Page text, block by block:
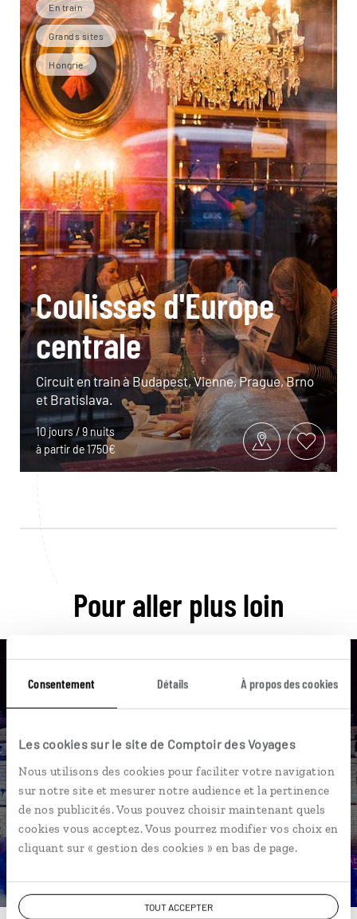
Consentement Détails À propos des cookies
Les cookies sur le site de Comptoir des Voyages
Nous utilisons des cookies pour faciliter votre navigation
sur notre site et mesurer notre audience et la pertinence
de nos publicités. Vous pouvez choisir maintenant quels
cookies vous acceptez. Vous pourrez modifier vos choix en
cliquant sur « gestion des cookies » en bas de page.
TOUT ACCEPTER
En train
Grands sites
Hongrie
Coulisses d'Europe
centrale
Circuit en train à Budapest, Vienne, Prague, Brno
et Bratislava.
10 jours / 9 nuits
à partir de 1750€
Pour aller plus loin
Autriche
DÉCOUVRIR